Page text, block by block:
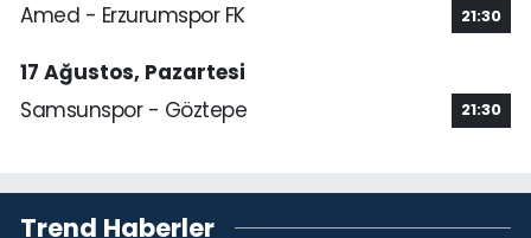
Amed - Erzurumspor FK 21:30
17 Ağustos, Pazartesi
Samsunspor - Göztepe
21:30
Trend Haberler